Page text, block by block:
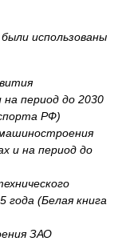
использованы
период до 2030
РФ)
и на период до
(Белая книга
ЗАО